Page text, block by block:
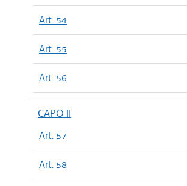
Art. 54
Art. 55
Art. 56
CAPO II
Art. 57
Art. 58